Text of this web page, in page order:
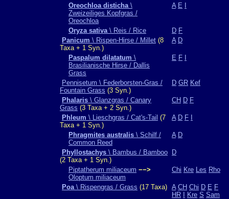
Oreochloa disticha\
Zweizeiliges Kopfgras /
Oreochloa
A E
Oryza sativa\ Reis / Rice D F
Panicum \ Rispen-Hirse / Millet (8
Taxa + 1 Syn.)
A D
Paspalum dilatatum \
Brasilianische Hirse / Dallis
Grass
E F
Pennisetum \ Federborsten-Gras /
Fountain Grass (3 Syn.)
D GR Kef
Phalaris \ Glanzgras / Canary
Grass (3 Taxa + 2 Syn.)
CH D F
Phleum \ Lieschgras / Cat's-Tail (7
Taxa + 1 Syn.)
A D F
Phragmites australis \ Schilf /
Common Reed
A D
Phyllostachys \ Bambus / Bamboo
(2 Taxa + 1 Syn.)
D
Piptatherum miliaceum −−>
Oloptum miliaceum
Chi Kre Les Rho
Poa\ Rispengras / Grass (17 Taxa) A CH Chi D E F
HR
Kre S Sam